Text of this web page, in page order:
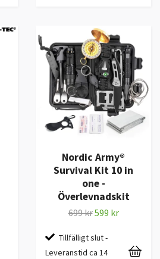
Nordic Army®
Survival Kit 10 in
one -
Överlevnadskit
699 kr599 kr
Tillfälligt slut -
Leveranstid ca 14